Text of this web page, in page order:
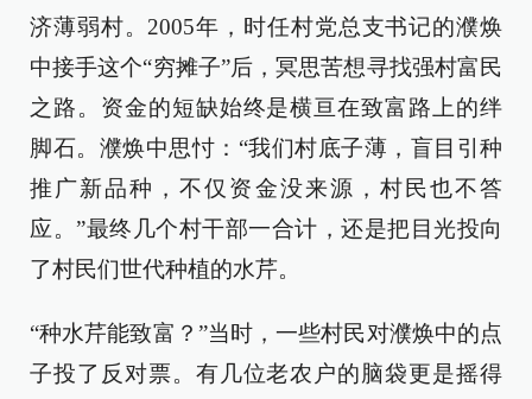
济薄弱村。2005年，时任村党总支书记的濮焕
中接手这个“穷摊子”后，冥思苦想寻找强村富民
之路。资金的短缺始终是横亘在致富路上的绊
脚石。濮焕中思忖：“我们村底子薄，盲目引种
推广新品种，不仅资金没来源，村民也不答
应。”最终几个村干部一合计，还是把目光投向
了村民们世代种植的水芹。
“种水芹能致富？”当时，一些村民对濮焕中的点
子投了反对票。有几位老农户的脑袋更是摇得